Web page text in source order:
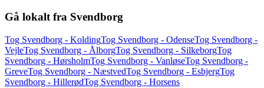
Gå lokalt fra Svendborg
Tog Svendborg - KoldingTog Svendborg - OdenseTog Svendborg -
VejleTog Svendborg - ÅlborgTog Svendborg - SilkeborgTog
Svendborg - HørsholmTog Svendborg - VanløseTog Svendborg -
GreveTog Svendborg - NæstvedTog Svendborg - EsbjergTog
Svendborg - HillerødTog Svendborg - Horsens